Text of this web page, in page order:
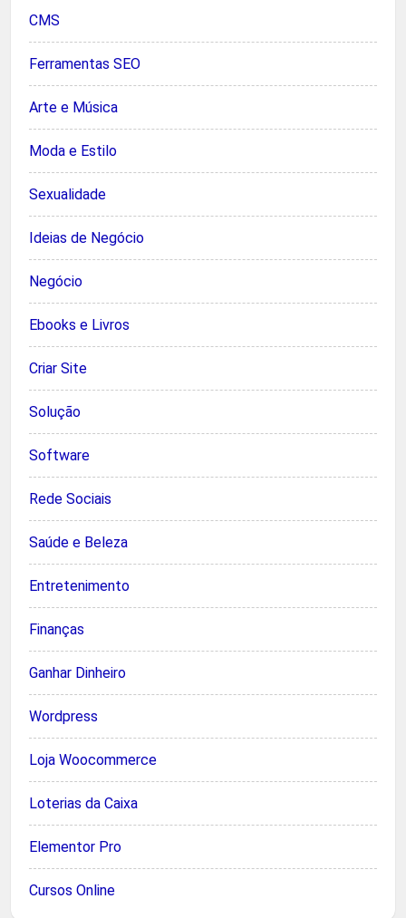
CMS
Ferramentas SEO
Arte e Música
Moda e Estilo
Sexualidade
Ideias de Negócio
Negócio
Ebooks e Livros
Criar Site
Solução
Software
Rede Sociais
Saúde e Beleza
Entretenimento
Finanças
Ganhar Dinheiro
Wordpress
Loja Woocommerce
Loterias da Caixa
Elementor Pro
Cursos Online